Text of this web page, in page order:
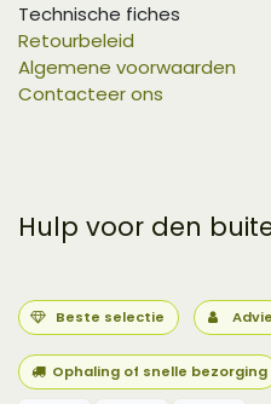
Technische fiches
Retourbeleid
Algemene voorwaarden
Contacteer ons
Hulp voor den
Beste selectie
Ophaling of snelle bezorging